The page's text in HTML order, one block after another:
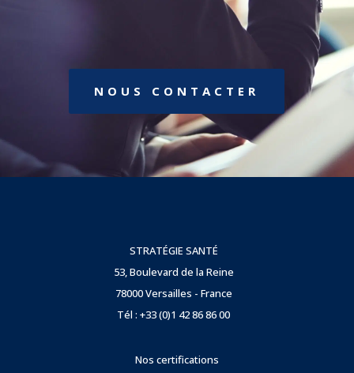
NOUS CONTACTER
STRATÉGIE SANTÉ
53, Boulevard de la Reine
78000 Versailles - France
Tél : +33 (0)1 42 86 86 00
Nos certifications